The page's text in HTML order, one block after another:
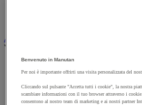
Audiovisivi
Vedi tutte le categorie
Attrezzature audio e Hi-Fi
Connessione audio e video
Insonorizzazione e registrazione
Strumenti per proiezione e
Benvenuto in Manutan
Per noi è importante offrirti una visita personalizzata del
Cliccando sul pulsante "Accetta tutti i cookie", la nostra
scambiare informazioni con il tuo browser attraverso i
consentono al nostro team di marketing e ai nostri partner